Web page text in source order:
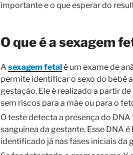
importante e o que esperar do
O que é a sexagem
A sexagem fetalé um exame de
permite identificar o sexo do bebê
gestação. Ele é realizado a partir
sem riscos para a mãe ou para o
O teste detecta a presença do
sanguínea da gestante. Esse DNA
identificado já nas fases iniciais da